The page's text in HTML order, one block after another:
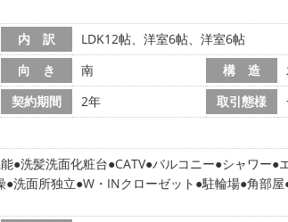
内 訳
LDK12帖、洋室6帖、洋室6帖
向 き 南 構 造
契約期間 2年 取引態様
洗髪洗面化粧台 CATV バルコニー シャワー
洗面所独立 W・INクローゼット 駐輪場 角部屋